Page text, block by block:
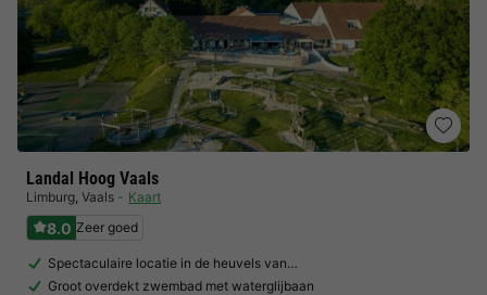
Landal Hoog Vaals
Limburg, Vaals Kaart
8.0 Zeer goed
Spectaculaire locatie in de heuvels van…
Groot overdekt zwembad met waterglijbaan